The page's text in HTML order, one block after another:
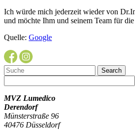
Ich würde mich jederzeit wieder von
und möchte Ihm und seinem Team für
Quelle: Google
MVZ Lumedico
Derendorf
Münsterstraße 96
40476 Düsseldorf